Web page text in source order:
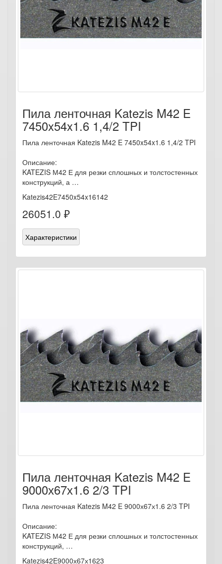
Пила ленточная Katezis M42 E
7450x54x1.6 1,4/2 TPI
Пила ленточная Katezis M42 E 7450x54x1.6 1,4/2 TPI
Описание:
KATEZIS М42 Е для резки сплошных и толстостенных
конструкций, а …
Katezis42E7450x54x16142
26051.0 ₽
Характеристики
Пила ленточная Katezis M42 E
9000х67х1.6 2/3 TPI
Пила ленточная Katezis M42 E 9000х67х1.6 2/3 TPI
Описание:
KATEZIS М42 Е для резки сплошных и толстостенных
конструкций, …
Katezis42E9000х67х1623